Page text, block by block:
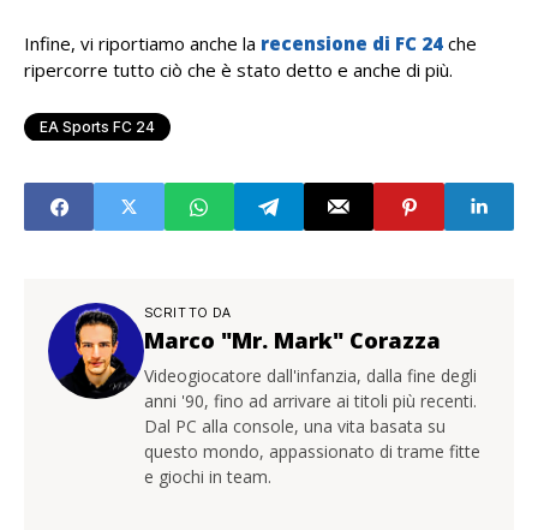
Infine, vi riportiamo anche la recensione di FC 24 che
ripercorre tutto ciò che è stato detto e anche di più.
EA Sports FC 24
SCRITTO DA
Marco "Mr. Mark" Corazza
Videogiocatore dall'infanzia, dalla fine degli
anni '90, fino ad arrivare ai titoli più recenti.
Dal PC alla console, una vita basata su
questo mondo, appassionato di trame fitte
e giochi in team.